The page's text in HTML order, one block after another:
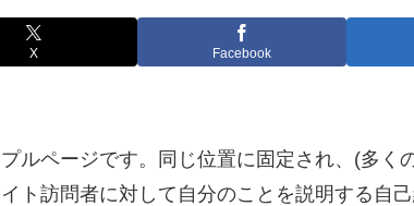
X Facebook
ルページです。同じ位置に固定され、(多く
ト訪問者に対して自分のことを説明する自